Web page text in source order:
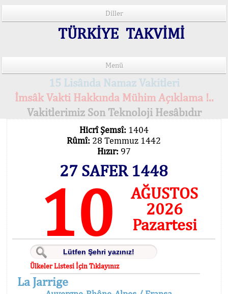
Diller
TÜRKİYE TAKVİMİ
Menü
15 Lisânda Namaz Vakitleri
İmsâk Vakti Hakkında Mühim Açıklama !..
Vakitlerimiz Son Teknoloji Hesâbıdır
Hicrî Şemsî: 1404
Rûmî: 28 Temmuz 1442
Hızır: 97
27 SAFER 1448
10
AĞUSTOS
2026
Pazartesi
Ülkeler Listesi İçin Tıklayınız
La Jarrige